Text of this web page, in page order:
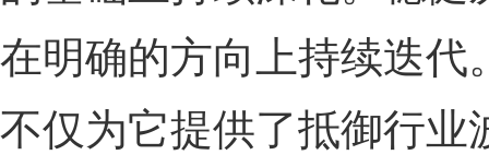
在明确的方向上持续迭代
不仅为它提供了抵御行业